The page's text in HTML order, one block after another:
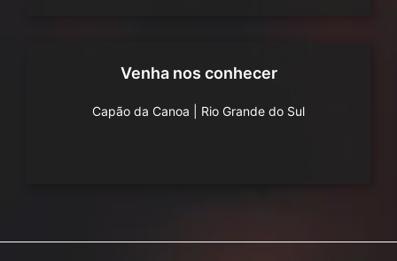
Venha nos conhecer
Capão da Canoa Rio Grande do Sul